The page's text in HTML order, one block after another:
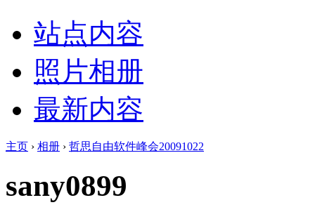
站点内容
照片相册
最新内容
主页 › 相册 › 哲思自由软件峰会20091022
sany0899